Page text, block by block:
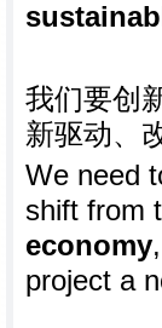
我们要创
新驱动、
We need
shift from
economy
project a